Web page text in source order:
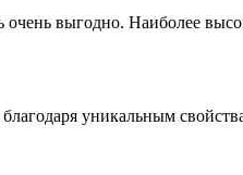
очень выгодно. Наиболее
уникальным